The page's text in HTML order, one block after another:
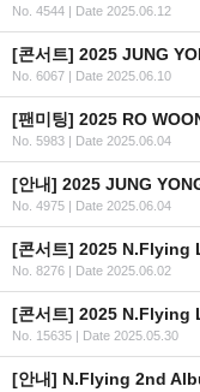
No. 4544 | Date 2025.06.12
No. 6067 | Date 2025.06.10
No. 5983 | Date 2025.06.04
No. 4975 | Date 2025.06.04
No. 8276 | Date 2025.06.02
No. 15635 | Date 2025.05.30
[안내] N.Flying 2nd